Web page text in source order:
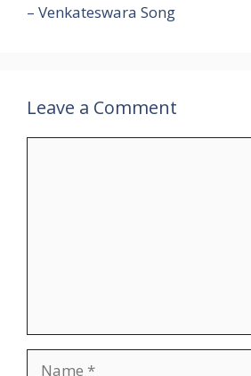
– Venkateswara Song
Leave a Comment